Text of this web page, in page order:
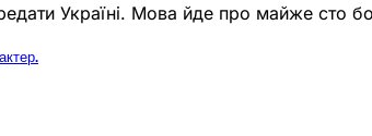
Україні. Мова йде про майже сто